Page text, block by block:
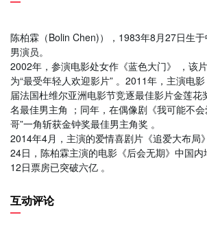
陈柏霖（Bolin Chen)），1983年8月27日生
男演员。
2002年，参演电影处女作《蓝色大门》 ，该
为“最受年轻人欢迎影片” 。2011年，主演电
届法国杜维尔亚洲电影节竞逐最佳影片金莲花
名最佳男主角 ；同年，在偶像剧《我可能不
哥”一角斩获金钟奖最佳男主角奖 。
2014年4月，主演的爱情喜剧片《追爱大布局
24日，陈柏霖主演的电影《后会无期》中国内
12日票房已突破六亿 。
互动评论